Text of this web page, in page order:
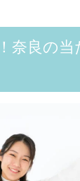
奈良の当